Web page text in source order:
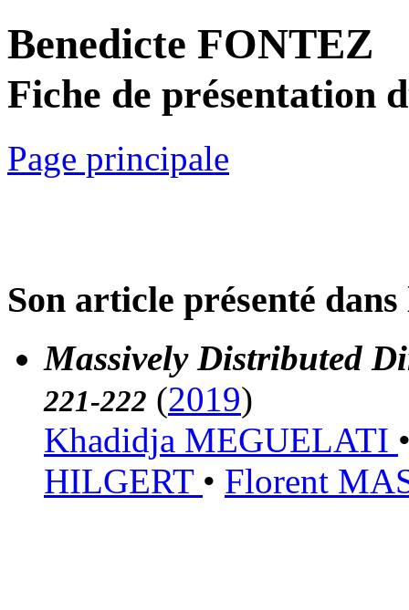
Benedicte FONTEZ
Fiche de présentation
Page principale
Son article présenté
Massively Distributed
221-222 (2019)
Khadidja MEGUELATI
HILGERT • Florent